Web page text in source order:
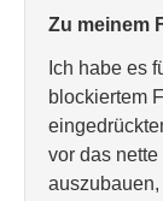
Zu meinem
Ich habe es
blockiertem
vor das